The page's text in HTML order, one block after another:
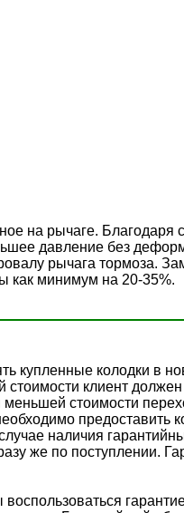
на рычаге. Благодаря
давление без
рычага тормоза.
как минимум на 20-35%.
купленные колодки в
клиент
стоимости
предоставить
наличия
же по поступлении.